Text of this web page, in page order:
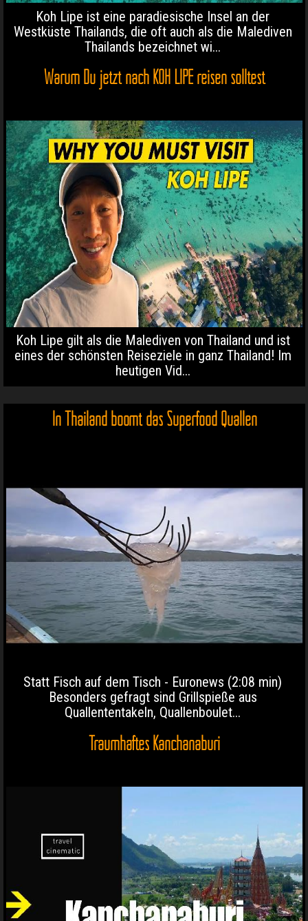
Koh Lipe ist eine paradiesische Insel an der
Westküste Thailands, die oft auch als die Malediven
Thailands bezeichnet wi...
Warum Du jetzt nach KOH LIPE reisen solltest
Koh Lipe gilt als die Malediven von Thailand und ist
eines der schönsten Reiseziele in ganz Thailand! Im
heutigen Vid...
In Thailand boomt das Superfood Quallen
Statt Fisch auf dem Tisch - Euronews (2:08 min)
Besonders gefragt sind Grillspieße aus
Quallententakeln, Quallenboulet...
Traumhaftes Kanchanaburi